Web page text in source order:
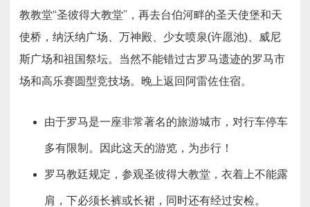
教教堂“圣彼得大教堂”，再去台伯河畔的圣天使堡和天
使桥，纳沃纳广场、万神殿、少女喷泉(许愿池)、威尼
斯广场和祖国祭坛。当然不能错过古罗马遗迹的罗马市
场和高乐赛圆型竞技场。晚上返回阿雷佐住宿。
由于罗马是一座非常著名的旅游城市，对行车停车
多有限制。因此这天的游览，为步行！
罗马教廷规定，参观圣彼得大教堂，衣着上不能露
肩，下必须长裤或长裙，同时还有经过安检。